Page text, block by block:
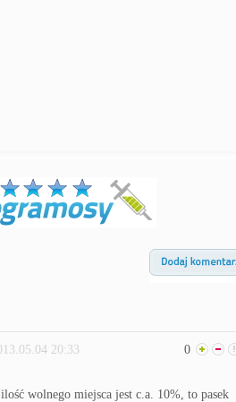
20:33 0
wolnego miejsca jest c.a. 10%, to pasek